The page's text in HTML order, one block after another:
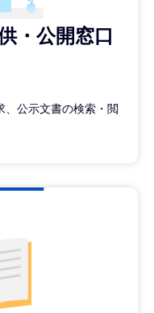
・公開窓口
、公示文書の検索・閲